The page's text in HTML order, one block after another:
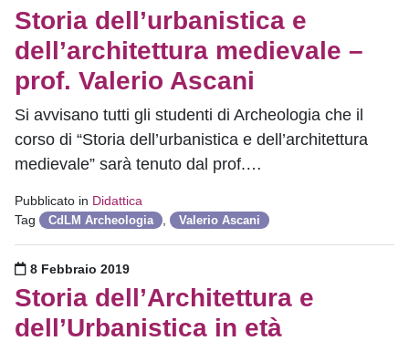
Storia dell’urbanistica e
dell’architettura medievale –
prof. Valerio Ascani
Si avvisano tutti gli studenti di Archeologia che il
corso di “Storia dell’urbanistica e dell’architettura
medievale” sarà tenuto dal prof.…
Pubblicato in Didattica
Tag
CdLM Archeologia Valerio Ascani
Pubblicato il
8 Febbraio 2019
Storia dell’Architettura e
dell’Urbanistica in età